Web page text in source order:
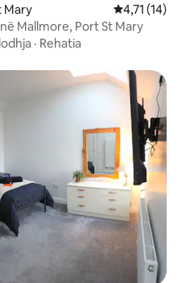
Mary Vlerësimi
4,71 (14)
Mallmore, Port St Mary
· Rehatia